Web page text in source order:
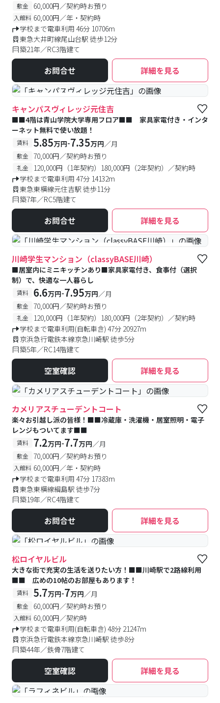
敷金 60,000円／契約時お預り
入館料 60,000円／年・契約時
学校まで電車利用 46分 10706m
東急大井町線尾山台駅 徒歩12分
築21年／RC3階建て
お問合せ 詳細を見る
#女性専用フロアあり
キャンパスヴィレッジ元住吉
■■4階は青山学院大学専用フロア■■ 家具家電付き・インタ
ーネット無料で使い放題！
賃料 5.85万円-7.35万円／月
敷金 70,000円／契約時お預り
礼金
120,000円（1年契約）180,000円（2年契約）／契約時
学校まで電車利用 47分 14132m
東急東横線元住吉駅 徒歩11分
築7年／RC5階建て
お問合せ 詳細を見る
#食事付き #女性専用フロアあり #予約受付中 #空室待ち
川崎学生マンション（classyBASE川崎）
■居室内にミニキッチンあり■家具家電付き、食事付（選択
制）で、快適な一人暮らし
賃料 6.6万円-7.95万円／月
敷金 70,000円／契約時お預り
礼金
120,000円（1年契約）180,000円（2年契約）／契約時
学校まで電車利用(自転車含) 47分 20927m
京浜急行電鉄本線京急川崎駅 徒歩5分
築5年／RC14階建て
空室確認 詳細を見る
カメリアスチューデントコート
楽々お引越し派の皆様！■■冷蔵庫・洗濯機・居室照明・電子
レンジもついてます■■
賃料 7.2万円-7.7万円／月
敷金 70,000円／契約時お預り
入館料 60,000円／年・契約時
学校まで電車利用 47分 17383m
東急東横線綱島駅 徒歩7分
築19年／RC4階建て
お問合せ 詳細を見る
#予約受付中 #空室待ち
松ロイヤルビル
大きな街で充実の生活を送りたい方！■■川崎駅で2路線利用
■■ 広めの10帖のお部屋もあります！
賃料 5.7万円-7万円／月
敷金 60,000円／契約時お預り
入館料 60,000円／契約時
学校まで電車利用(自転車含) 48分 21247m
京浜急行電鉄本線京急川崎駅 徒歩8分
築44年／鉄骨7階建て
空室確認 詳細を見る
#予約受付中 #空室待ち